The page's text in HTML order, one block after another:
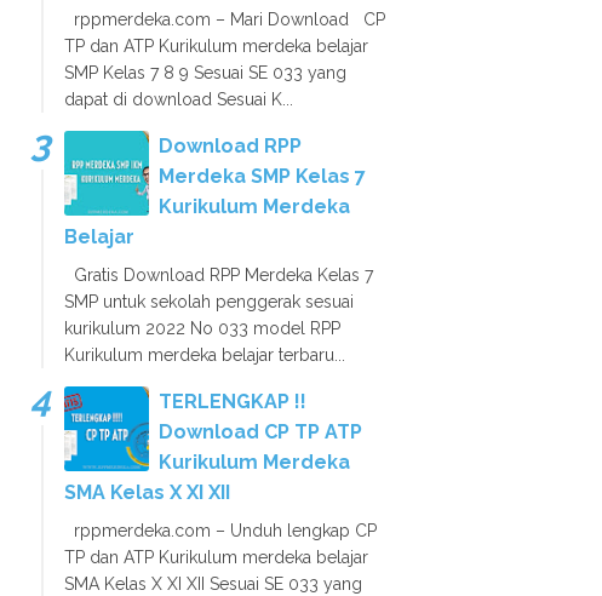
rppmerdeka.com – Mari Download CP
TP dan ATP Kurikulum merdeka belajar
SMP Kelas 7 8 9 Sesuai SE 033 yang
dapat di download Sesuai K...
Download RPP
Merdeka SMP Kelas 7
Kurikulum Merdeka
Belajar
Gratis Download RPP Merdeka Kelas 7
SMP untuk sekolah penggerak sesuai
kurikulum 2022 No 033 model RPP
Kurikulum merdeka belajar terbaru...
TERLENGKAP !!
Download CP TP ATP
Kurikulum Merdeka
SMA Kelas X XI XII
rppmerdeka.com – Unduh lengkap CP
TP dan ATP Kurikulum merdeka belajar
SMA Kelas X XI XII Sesuai SE 033 yang